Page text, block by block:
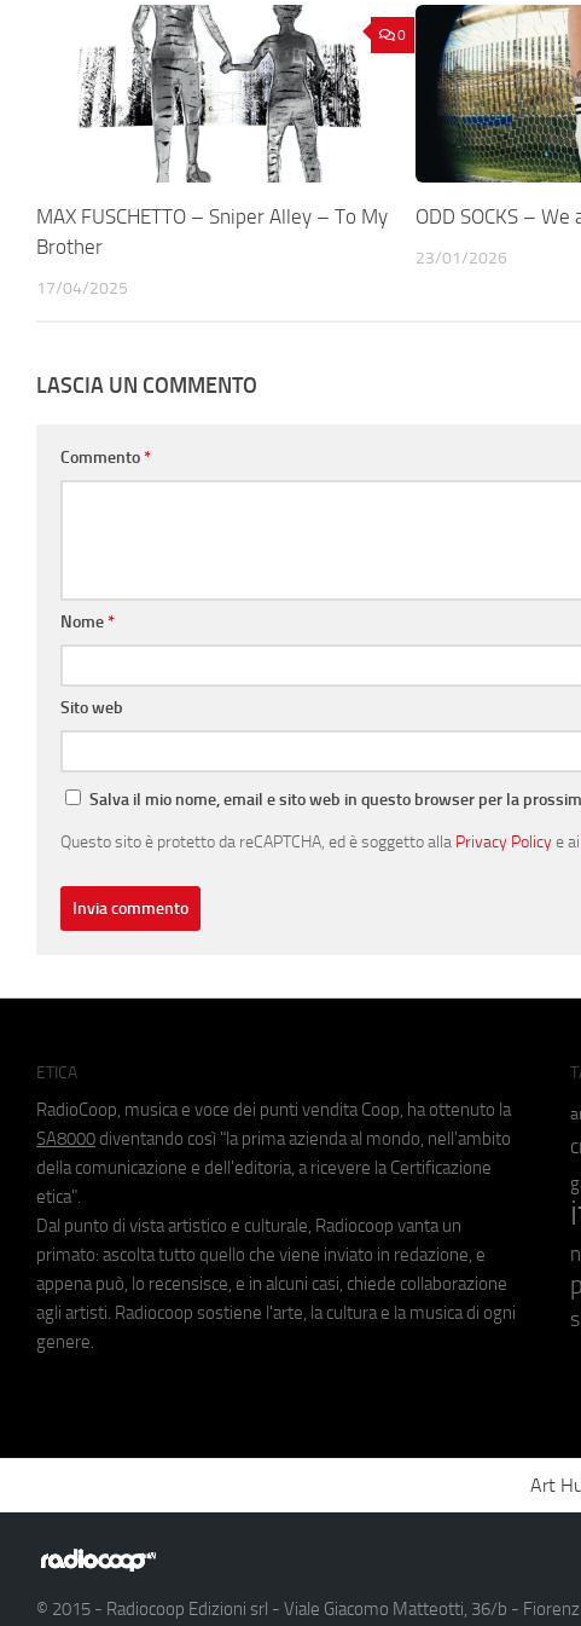
0
MAX FUSCHETTO – Sniper Alley – To My
Brother
17/04/2025
ODD SOCKS –
23/01/2026
LASCIA UN COMMENTO
Commento*
Nome*
Sito web
Salva il mio nome, email e sito web in questo browser per la
Questo sito è protetto da reCAPTCHA, ed è soggetto alla Privacy Policye ai
ETICA
RadioCoop, musica e voce dei punti vendita Coop, ha ottenuto la
SA8000 diventando così "la prima azienda al mondo, nell'ambito
della comunicazione e dell'editoria, a ricevere la Certificazione
etica".
Dal punto di vista artistico e culturale, Radiocoop vanta un
primato: ascolta tutto quello che viene inviato in redazione, e
appena può, lo recensisce, e in alcuni casi, chiede collaborazione
agli artisti. Radiocoop sostiene l'arte, la cultura e la musica di ogni
genere.
Art
© 2015 - Radiocoop Edizioni srl - Viale Giacomo Matteotti, 36/b -